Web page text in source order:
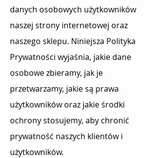
danych osobowych użytkowników
naszej strony internetowej oraz
naszego sklepu. Niniejsza Polityka
Prywatności wyjaśnia, jakie dane
osobowe zbieramy, jak je
przetwarzamy, jakie są prawa
użytkowników oraz jakie środki
ochrony stosujemy, aby chronić
prywatność naszych klientów i
użytkowników.